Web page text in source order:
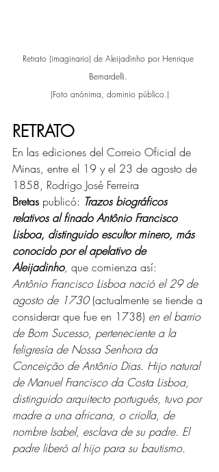
Retrato (imaginario) de Aleijadinho por Henrique
Bernardelli.
(Foto anónima, dominio público.)
RETRATO
En las ediciones del Correio Oficial de
Minas, entre el 19 y el 23 de agosto de
1858, Rodrigo José Ferreira
Bretas publicó: Trazos biográficos
relativos al finado Antônio Francisco
Lisboa, distinguido escultor minero, más
conocido por el apelativo de
Aleijadinho, que comienza así:
Antônio Francisco Lisboa nació el 29 de
agosto de 1730 (actualmente se tiende a
considerar que fue en 1738) en el barrio
de Bom Sucesso, perteneciente a la
feligresía de Nossa Senhora da
Conceição de Antônio Dias. Hijo natural
de Manuel Francisco da Costa Lisboa,
distinguido arquitecto portugués, tuvo por
madre a una africana, o criolla, de
nombre Isabel, esclava de su padre. El
padre liberó al hijo para su bautismo.